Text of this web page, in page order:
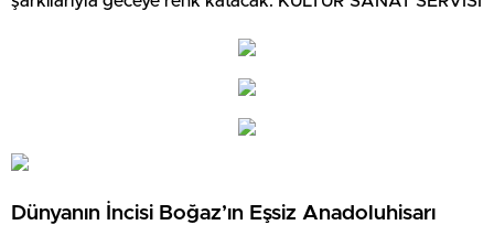
Dünyanın İncisi Boğaz’ın Eşsiz Anadoluhisarı